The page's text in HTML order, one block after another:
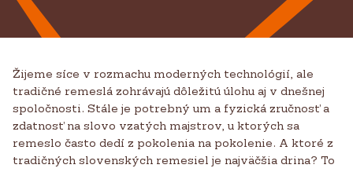
KONTAKTY
CZ SK EN
Žijeme síce v rozmachu moderných technológií, ale
tradičné remeslá zohrávajú dôležitú úlohu aj v dnešnej
spoločnosti. Stále je potrebný um a fyzická zručnosť a
zdatnosť na slovo vzatých majstrov, u ktorých sa
remeslo často dedí z pokolenia na pokolenie. A ktoré z
tradičných slovenských remesiel je najväčšia drina? To